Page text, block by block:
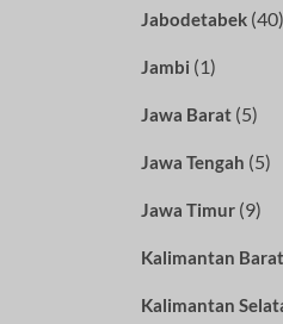
Jabodetabek(40)
Jambi (1)
Jawa Barat(5)
Jawa Tengah (5)
Jawa Timur(9)
Kalimantan Barat
Kalimantan